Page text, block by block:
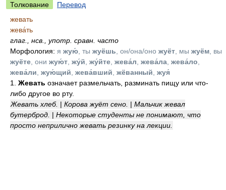
Толкование
Перевод
жевать
жева́ть
глаг.
нсв.
употр. сравн. часто
Морфология: я жую́ , ты жуёшь , он/она/оно жуёт , мы жуём , вы
жуёте , они жую́т жу́й жу́йте жева́л жева́ла жева́ло
жева́ли жую́щий жева́вший жёванный жуя́
1. Жевать означает размельчать, разминать пищу или что-
либо другое во рту.
Жевать хлеб. | Корова жуёт сено. | Мальчик жевал
бутерброд. | Некоторые студенты не понимают, что
просто неприлично жевать резинку на лекции.